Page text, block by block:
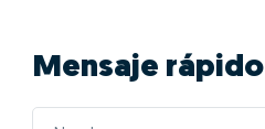
Mensaje rápido